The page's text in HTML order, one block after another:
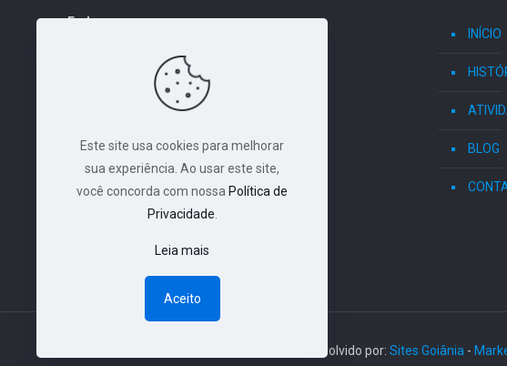
Endereço:
Ed. Toulouse. Ap. 100
CEP: 74.223-052, Goiânia-GO
gontijoloyola@yahoo.com.br
WhatsApp:
+55 (62) 3251-7910
INÍCIO
BLOG
© 2026 Todos os direitos reservados | Desenvolvido por: Sites Goiânia -
Este site usa cookies para melhorar
sua experiência. Ao usar este site,
você concorda com nossa Política de
Privacidade
Leia mais
Aceito